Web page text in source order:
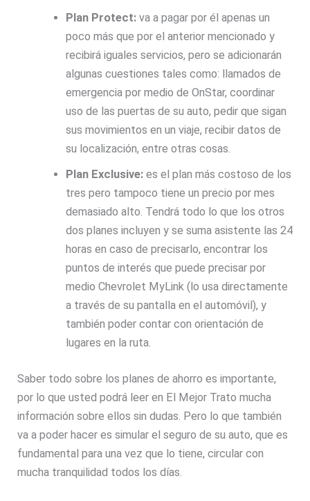
Plan Protect: va a pagar por él apenas un
poco más que por el anterior mencionado y
recibirá iguales servicios, pero se adicionarán
algunas cuestiones tales como: llamados de
emergencia por medio de OnStar, coordinar
uso de las puertas de su auto, pedir que sigan
sus movimientos en un viaje, recibir datos de
su localización, entre otras cosas.
Plan Exclusive: es el plan más costoso de los
tres pero tampoco tiene un precio por mes
demasiado alto. Tendrá todo lo que los otros
dos planes incluyen y se suma asistente las 24
horas en caso de precisarlo, encontrar los
puntos de interés que puede precisar por
medio Chevrolet MyLink (lo usa directamente
a través de su pantalla en el automóvil), y
también poder contar con orientación de
lugares en la ruta.
Saber todo sobre los planes de ahorro es importante,
por lo que usted podrá leer en El Mejor Trato mucha
información sobre ellos sin dudas. Pero lo que también
va a poder hacer es simular el seguro de su auto, que es
fundamental para una vez que lo tiene, circular con
mucha tranquilidad todos los días.